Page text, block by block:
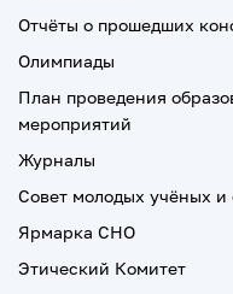
Отчёты о прошедших
Олимпиады
План проведения
мероприятий
Журналы
Совет молодых учёных и
Ярмарка СНО
Этический Комитет